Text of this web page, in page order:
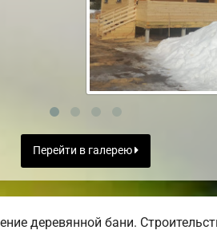
Перейти в галерею
деревянной бани.